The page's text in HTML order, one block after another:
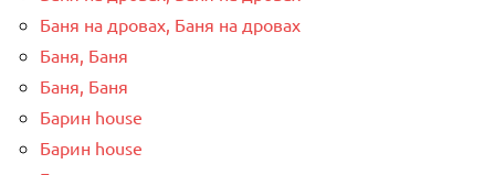
Баня на дровах, Баня на дровах
Баня, Баня
Баня, Баня
Барин house
Барин house